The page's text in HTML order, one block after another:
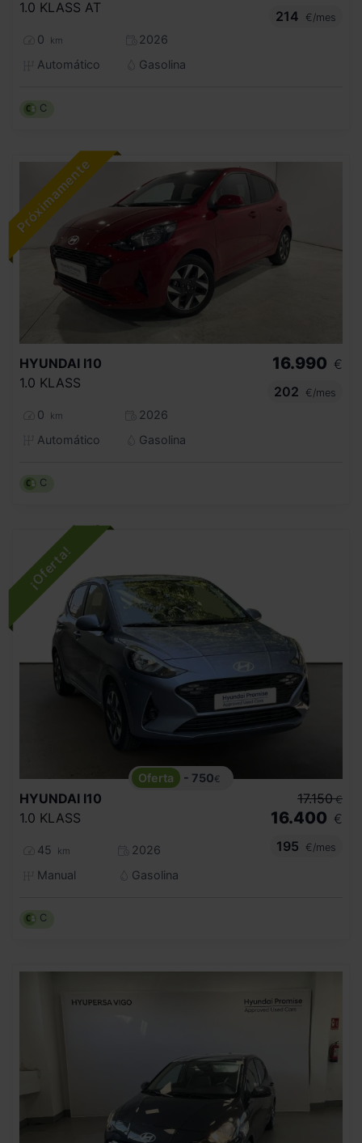
1.0 KLASS AT
0 km
2026
Automático
Gasolina
214
€/mes
C
HYUNDAI I10
1.0 KLASS
0 km
2026
Automático
Gasolina
16.990 €
202
€/mes
C
- 750€
HYUNDAI I10
1.0 KLASS
45 km
2026
Manual
Gasolina
17.150 €
16.400 €
195
€/mes
C